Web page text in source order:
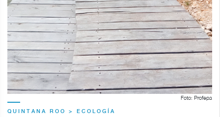
Foto: Profepa
QUINTANA ROO > ECOLOGÍA